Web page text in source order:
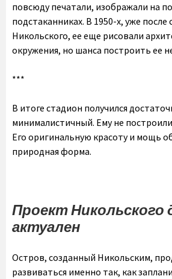
повсюду печатали, изображали на
подстаканниках. В 1950-х, уже после
Никольского, ее еще рисовали
окружения, но шанса построить ее
***
В итоге стадион получился
минималистичный. Ему не
Его оригинальную красоту и мощь
природная форма.
Проект Никольского
актуален
Остров, созданный Никольским,
развиваться именно так, как